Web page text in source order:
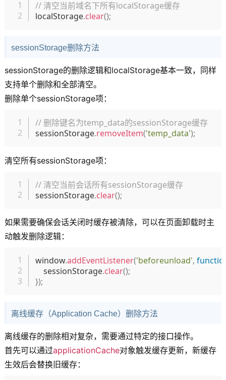
// 清空当前域名下所有localStorage缓存
localStorage.clear();
sessionStorage删除方法
sessionStorage的删除逻辑和localStorage基本一致，同样
支持单个删除和全部清空。
删除单个sessionStorage项：
// 删除键名为temp_data的sessionStorage缓存
sessionStorage.removeItem('temp_data');
复制
清空所有sessionStorage项：
// 清空当前会话所有sessionStorage缓存
sessionStorage.clear();
如果需要确保会话关闭时缓存被清除，可以在页面卸载时主
动触发删除逻辑：
window.addEventListener('beforeunload',
    sessionStorage
.clear();
});
复制
离线缓存（Application Cache）删除方法
离线缓存的删除相对复杂，需要通过特定的接口操作。
首先可以通过applicationCache对象触发缓存更新，新缓存
生效后会替换旧缓存：